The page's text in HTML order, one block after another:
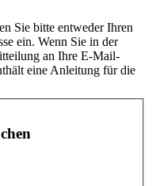
Sie bitte entweder Ihren
ein. Wenn Sie in der
an Ihre E-Mail-
eine Anleitung für die